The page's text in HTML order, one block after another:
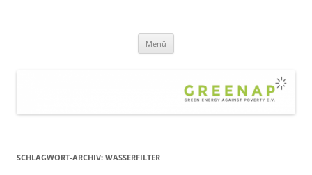
Klimawandel – für eine gerechte, nachhaltige Welt
Menü
SCHLAGWORT-ARCHIV: WASSERFILTER